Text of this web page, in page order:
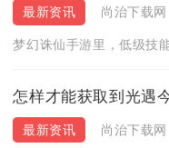
最新资讯 尚治下载网
怎样才能获取到光遇
最新资讯 尚治下载网